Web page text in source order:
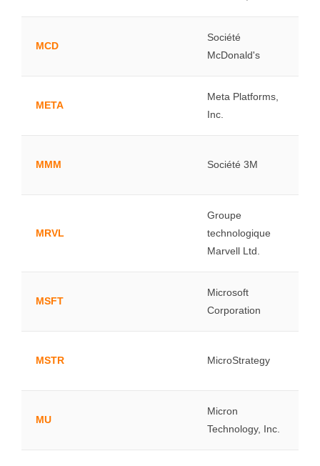
MCD
Société
McDonald's
META
Meta Platforms,
Inc.
MMM Société 3M
MRVL
Groupe
technologique
Marvell Ltd.
MSFT
Microsoft
Corporation
MSTR MicroStrategy
MU
Micron
Technology, Inc.